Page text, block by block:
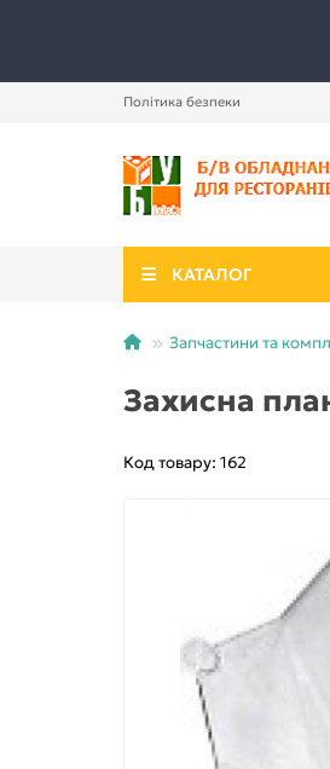
Політика безпеки
КАТАЛОГ
Запчастини та
Захисна
Код товару: 162